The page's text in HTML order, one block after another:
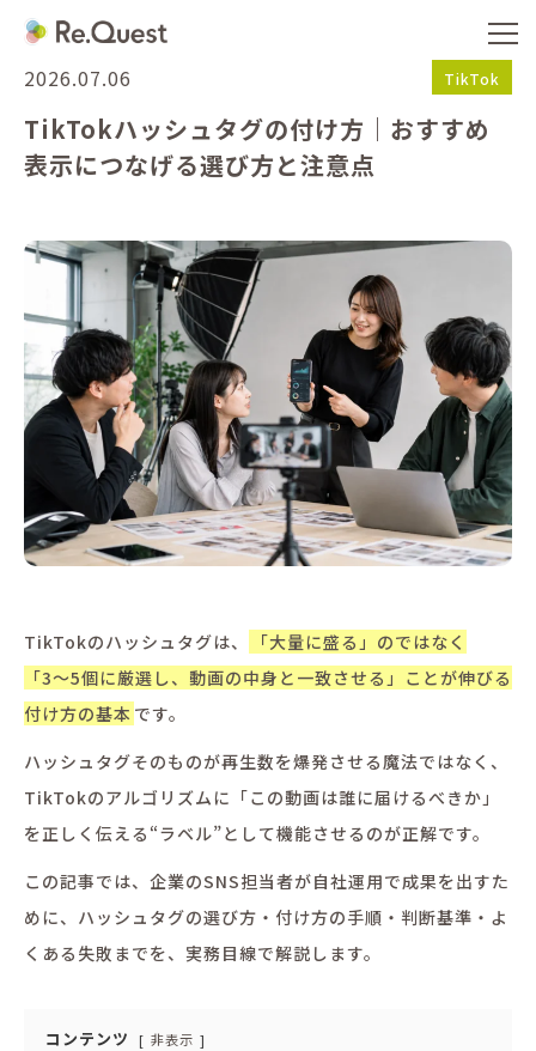
2026.07.06 TikTok
TikTokハッシュタグの付け方｜おすすめ
表示につなげる選び方と注意点
TikTokのハッシュタグは、
「大量に盛る」のではなく
「3〜5個に厳選し、動画の中身と一致させる」ことが伸びる
付け方の基本 です。
ハッシュタグそのものが再生数を爆発させる魔法ではなく、
TikTokのアルゴリズムに「この動画は誰に届けるべきか」
を正しく伝える“ラベル”として機能させるのが正解です。
この記事では、企業のSNS担当者が自社運用で成果を出すた
めに、ハッシュタグの選び方・付け方の手順・判断基準・よ
くある失敗までを、実務目線で解説します。
コンテンツ 非表示